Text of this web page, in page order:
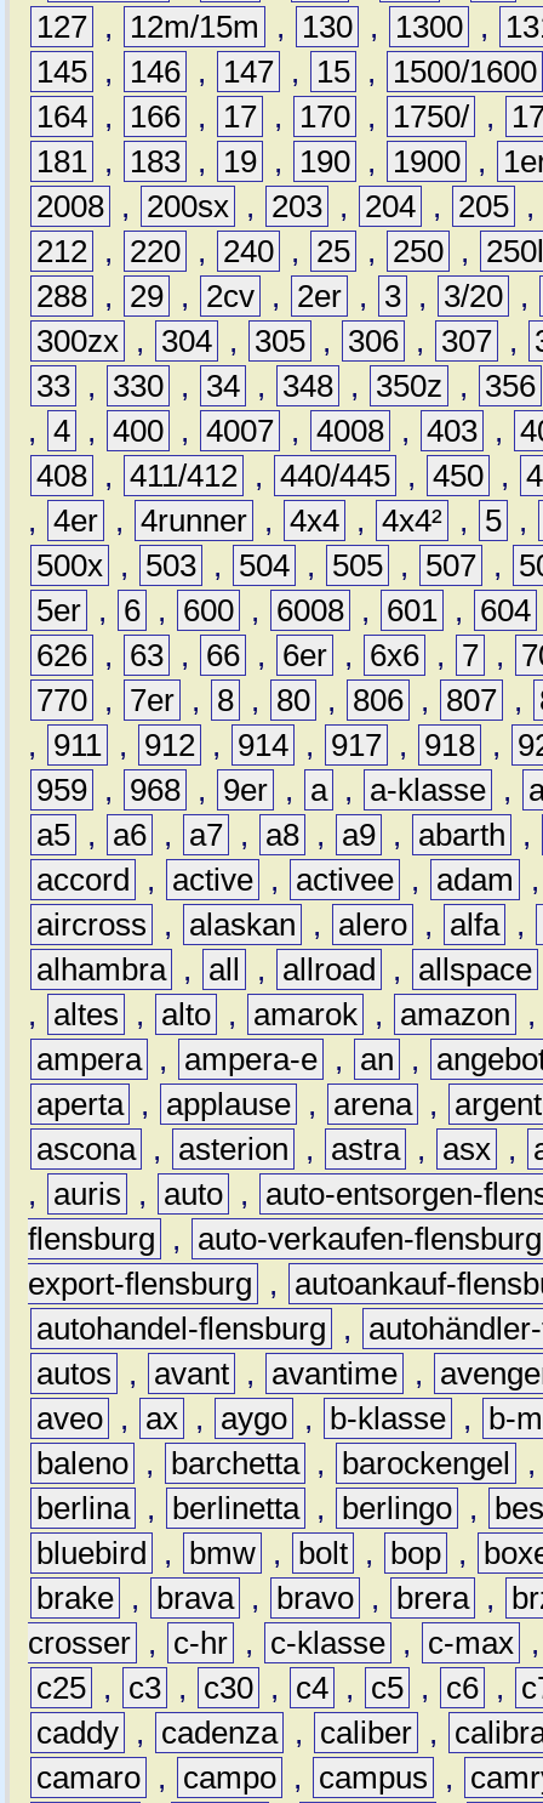
127 , 12m/15m , 130 , 1300 ,
145 , 146 , 147 , 15 ,
1500/1600
164 , 166 , 17 , 170 , 1750/ ,
181 , 183 , 19 , 190 , 1900 ,
2008 , 200sx , 203 , 204 , 205 ,
212 , 220 , 240 , 25 , 250 ,
288 , 29 , 2cv , 2er , 3 , 3/20 ,
300zx , 304 , 305 , 306 , 307 ,
33 , 330 , 34 , 348 , 350z ,
356
, 4 , 400 , 4007 , 4008 , 403 ,
408 , 411/412 , 440/445 , 450 ,
, 4er , 4runner , 4x4 , 4x4² , 5 ,
500x , 503 , 504 , 505 , 507 ,
5er , 6 , 600 , 6008 , 601 , 604
626 , 63 , 66 , 6er , 6x6 , 7 ,
770 , 7er , 8 , 80 , 806 , 807 ,
,
911 , 912 , 914 , 917 , 918 ,
959 , 968 , 9er , a , a-klasse ,
a5 , a6 , a7 , a8 , a9 , abarth
,
accord
, active , activee , adam
aircross
, alaskan , alero , alfa ,
alhambra , all , allroad , allspace
,
altes , alto , amarok , amazon
ampera , ampera-e , an ,
aperta , applause , arena ,
ascona , asterion , astra , asx ,
,
auris , auto ,
auto-entsorgen-
flensburg
,
auto-verkaufen-flensburg
export-flensburg
,
autoankauf-
autohandel-flensburg
,
autos
, avant , avantime ,
aveo , ax , aygo , b-klasse ,
b-
baleno , barchetta , barockengel
berlina , berlinetta , berlingo ,
bluebird
, bmw , bolt , bop ,
brake , brava , bravo , brera ,
crosser , c-hr , c-klasse , c-max
c25 , c3 , c30 , c4 , c5 , c6 ,
caddy , cadenza , caliber ,
camaro , campo , campus ,